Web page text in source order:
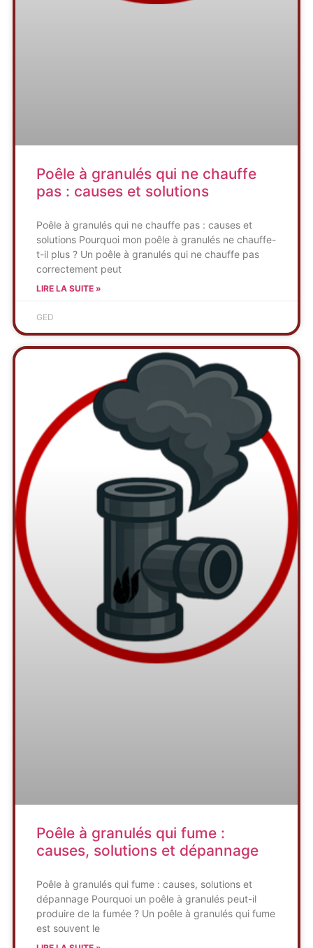
Poêle à granulés qui ne chauffe
pas : causes et solutions
Poêle à granulés qui ne chauffe pas : causes et
solutions Pourquoi mon poêle à granulés ne chauffe-
t-il plus ? Un poêle à granulés qui ne chauffe pas
correctement peut
LIRE LA SUITE »
GED
Poêle à granulés qui fume :
causes, solutions et dépannage
Poêle à granulés qui fume : causes, solutions et
dépannage Pourquoi un poêle à granulés peut-il
produire de la fumée ? Un poêle à granulés qui fume
est souvent le